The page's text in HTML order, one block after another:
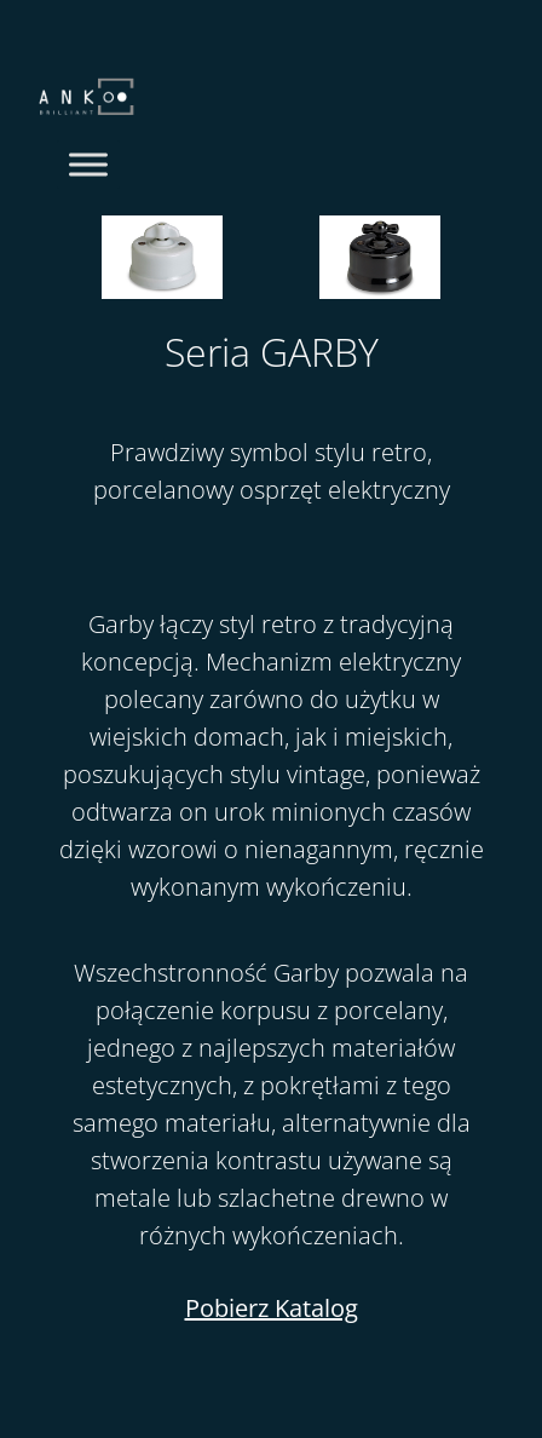
treści
Seria GARBY
Prawdziwy symbol stylu retro,
porcelanowy osprzęt elektryczny
Garby łączy styl retro z tradycyjną
koncepcją. Mechanizm elektryczny
polecany zarówno do użytku w
wiejskich domach, jak i miejskich,
poszukujących stylu vintage, ponieważ
odtwarza on urok minionych czasów
dzięki wzorowi o nienagannym, ręcznie
wykonanym wykończeniu.
Wszechstronność Garby pozwala na
połączenie korpusu z porcelany,
jednego z najlepszych materiałów
estetycznych, z pokrętłami z tego
samego materiału, alternatywnie dla
stworzenia kontrastu używane są
metale lub szlachetne drewno w
różnych wykończeniach.
Pobierz Katalog